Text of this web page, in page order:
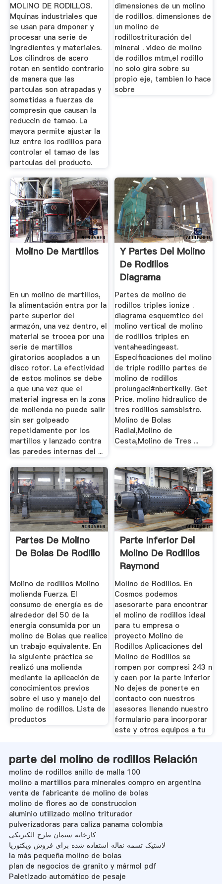
MOLINO DE RODILLOS.
Mquinas industriales que
se usan para dmponer y
procesar una serie de
ingredientes y materiales.
Los cilindros de acero
rotan en sentido contrario
de manera que las
partculas son atrapadas y
sometidas a fuerzas de
compresin que causan la
reduccin de tamao. La
mayora permite ajustar la
luz entre los rodillos para
controlar el tamao de las
partculas del producto.
dimensiones de un molino
de rodillos. dimensiones de
un molino de
rodillostrituración del
mineral . video de molino
de rodillos mtm,el rodillo
no solo gira sobre su
propio eje, tambien lo hace
sobre
Molino De Martillos
En un molino de martillos,
la alimentación entra por la
parte superior del
armazón, una vez dentro, el
material se trocea por una
serie de martillos
giratorios acoplados a un
disco rotor. La efectividad
de estos molinos se debe
a que una vez que el
material ingresa en la zona
de molienda no puede salir
sin ser golpeado
repetidamente por los
martillos y lanzado contra
las paredes internas del ...
Y Partes Del Molino
De Rodillos
Diagrama
Partes de molino de
rodillos triples ionize .
diagrama esquemtico del
molino vertical de molino
de rodillos triples en
ventaheadingeast.
Especificaciones del molino
de triple rodillo partes de
molino de rodillos
prolungaci#nbertkelly. Get
Price. molino hidraulico de
tres rodillos samsbistro.
Molino de Bolas
Radial,Molino de
Cesta,Molino de Tres ...
Partes De Molino
De Bolas De Rodillo
Molino de rodillos Molino
molienda Fuerza. El
consumo de energía es de
alrededor del 50 de la
energía consumida por un
molino de Bolas que realice
un trabajo equivalente. En
la siguiente práctica se
realizó una molienda
mediante la aplicación de
conocimientos previos
sobre el uso y manejo del
molino de rodillos. Lista de
productos
Parte Inferior Del
Molino De Rodillos
Raymond
Molino de Rodillos. En
Cosmos podemos
asesorarte para encontrar
el molino de rodillos ideal
para tu empresa o
proyecto Molino de
Rodillos Aplicaciones del
Molino de Rodillos se
rompen por compresi 243 n
y caen por la parte inferior
No dejes de ponerte en
contacto con nuestros
asesores llenando nuestro
formulario para incorporar
este y otros equipos a tu
parte del molino de rodillos Relación
molino de rodillos anillo de malla 100
molino a martillos para minerales compro en argentina
venta de fabricante de molino de bolas
molino de flores ao de construccion
aluminio utilizado molino triturador
pulverizadoras para caliza panama colombia
کارخانه سیمان طرح الکتریکی
لاستیک تسمه نقاله استفاده شده برای فروش ویکتوریا
la más pequeña molino de bolas
plan de negocios de granito y mármol pdf
Paletizado automático de pesaje